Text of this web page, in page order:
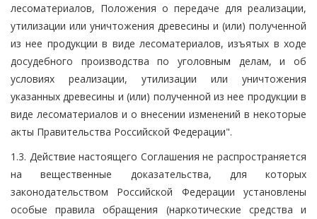
лесоматериалов, Положения о передаче для реализации,
утилизации или уничтожения древесины и (или) полученной
из нее продукции в виде лесоматериалов, изъятых в ходе
досудебного производства по уголовным делам, и об
условиях реализации, утилизации или уничтожения
указанных древесины и (или) полученной из нее продукции в
виде лесоматериалов и о внесении изменений в некоторые
акты Правительства Российской Федерации".
1.3. Действие настоящего Соглашения не распространяется
на вещественные доказательства, для которых
законодательством Российской Федерации установлены
особые правила обращения (наркотические средства и